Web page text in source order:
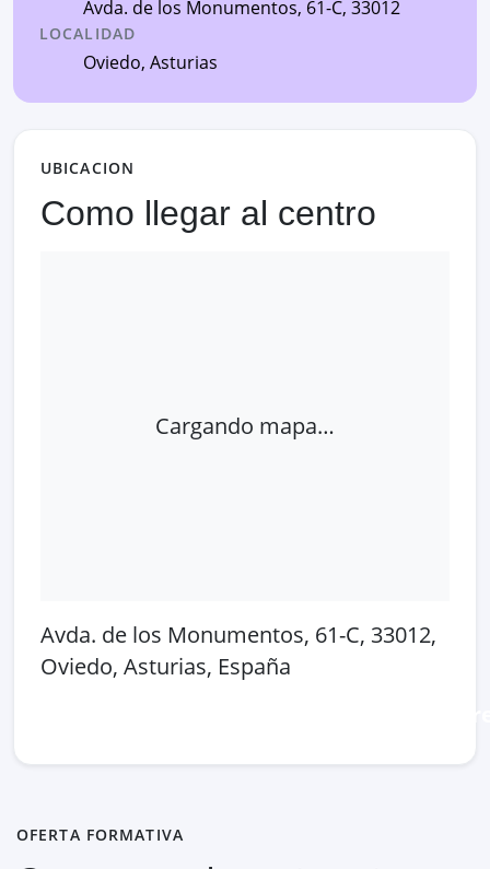
Avda. de los Monumentos, 61-C, 33012
LOCALIDAD
Oviedo, Asturias
UBICACION
Como llegar al centro
Cargando mapa…
Avda. de los Monumentos, 61-C, 33012,
Oviedo, Asturias, España
OFERTA FORMATIVA